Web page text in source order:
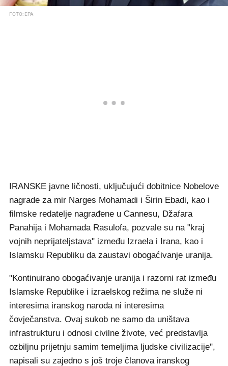
FOTO: EPA
IRANSKE javne ličnosti, uključujući dobitnice Nobelove
nagrade za mir Narges Mohamadi i Širin Ebadi, kao i
filmske redatelje nagrađene u Cannesu, Džafara
Panahija i Mohamada Rasulofa, pozvale su na "kraj
vojnih neprijateljstava" između Izraela i Irana, kao i
Islamsku Republiku da zaustavi obogaćivanje uranija.
"Kontinuirano obogaćivanje uranija i razorni rat između
Islamske Republike i izraelskog režima ne služe ni
interesima iranskog naroda ni interesima
čovječanstva. Ovaj sukob ne samo da uništava
infrastrukturu i odnosi civilne živote, već predstavlja
ozbiljnu prijetnju samim temeljima ljudske civilizacije",
napisali su zajedno s još troje članova iranskog